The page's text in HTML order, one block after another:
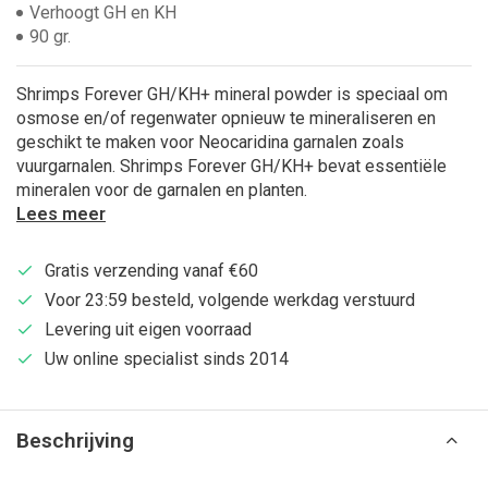
Verhoogt GH en KH
90 gr.
Shrimps Forever GH/KH+ mineral powder is speciaal om
osmose en/of regenwater opnieuw te mineraliseren en
geschikt te maken voor Neocaridina garnalen zoals
vuurgarnalen. Shrimps Forever GH/KH+ bevat essentiële
mineralen voor de garnalen en planten.
Lees meer
Gratis verzending vanaf €60
Voor 23:59 besteld, volgende werkdag verstuurd
Levering uit eigen voorraad
Uw online specialist sinds 2014
Beschrijving